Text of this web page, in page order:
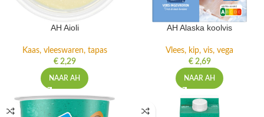
AH Aioli
Kaas, vleeswaren, tapas
€2,29
NAAR AH
AH Alaska koolvis
Vlees, kip, vis, vega
€2,69
NAAR AH